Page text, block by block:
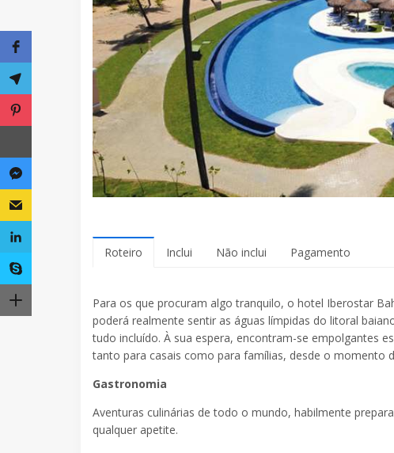
Roteiro Inclui Não inclui Pagamento
Para os que procuram algo tranquilo, o hotel Iberostar
poderá realmente sentir as águas límpidas do litoral
tudo incluído. À sua espera, encontram-se empolgantes
tanto para casais como para famílias, desde o momento
Gastronomia
Aventuras culinárias de todo o mundo, habilmente
qualquer apetite.